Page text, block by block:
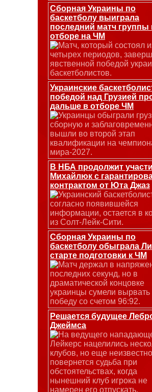
Сборная Украины по
баскетболу выиграла
последний матч группы
отборе на ЧМ
Матч, который состоял
четырех периодов,
явственной победой
баскетболистов.
Украинские
победой над Грузией
дальше в отборе ЧМ
Украинцы обыграли
сборную и
вышли во второй этап
квалификации на
мира-2027.
В НБА продолжит
Михайлюк с
контрактом от Юта Джаз
Украинский
согласно появившейся
информации, остается в
из Солт-Лейк-Сити.
Сборная Украины по
баскетболу обыграла
старте подготовки к ЧМ
Матч держал в
последних секунд, но в
драматической концовке
украинцы сумели вырвать
победу со счетом 96:92.
Решается будущее
Джеймса
На ведущего
Лейкерс нацелились
клубов, но еще
повернется судьба при
обстоятельствах, когда
нынешний клуб игрока не
намерен его отпускать.